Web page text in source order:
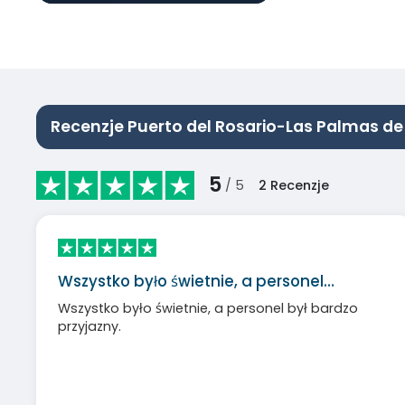
Recenzje Puerto del Rosario-Las Palmas
5 / 5 2 Recenzje
Wszystko było świetnie, a personel…
Wszystko było świetnie, a personel był bardzo
przyjazny.